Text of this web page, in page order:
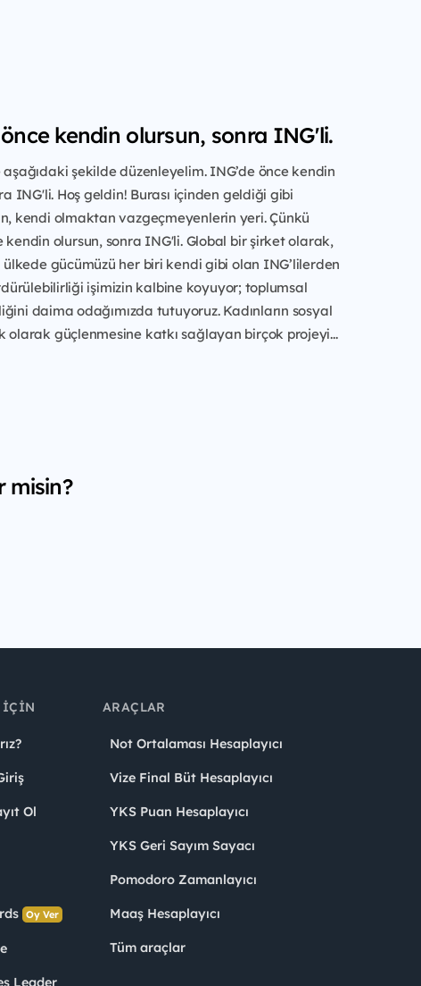
kendin olursun, sonra ING'li.
şekilde düzenleyelim. ING’de önce kendin
ING'li. Hoş geldin! Burası içinden geldiği gibi
kendi olmaktan vazgeçmeyenlerin yeri. Çünkü
kendin olursun, sonra ING'li. Global bir şirket olarak,
ülkede gücümüzü her biri kendi gibi olan ING’lilerden
işimizin kalbine koyuyor; toplumsal
daima odağımızda tutuyoruz. Kadınların sosyal
olarak güçlenmesine katkı sağlayan birçok projeyi...
misin?
İÇIN
Ol
Oy Ver
Leader
ARAÇLAR
Not Ortalaması Hesaplayıcı
Vize Final Büt Hesaplayıcı
YKS Puan Hesaplayıcı
YKS Geri Sayım Sayacı
Pomodoro Zamanlayıcı
Maaş Hesaplayıcı
Tüm araçlar